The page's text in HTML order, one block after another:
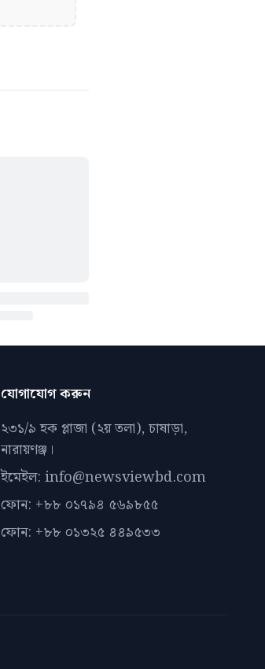
যোগাযোগ করুন
২৩১/৯ হক প্লাজা (২য় তলা), চাষাড়া,
নারায়ণঞ্জ।
ইমেইল: info@newsviewbd.com
ফোন: +৮৮ ০১৭৯৪ ৫৬৯৮৫৫
ফোন: +৮৮ ০১৩২৫ ৪৪৯৫৩৩